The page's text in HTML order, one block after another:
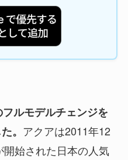
ルモデルチェンジを
。 アクアは2011年12
開始された日本の人気